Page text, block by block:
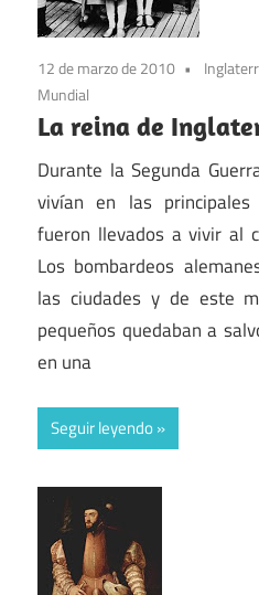
12 de marzo de 2010
Mundial
La reina de
Durante la Segunda
vivían en las
fueron llevados a vivir al
Los bombardeos
las ciudades y de este
pequeños quedaban a
en una
Seguir leyendo